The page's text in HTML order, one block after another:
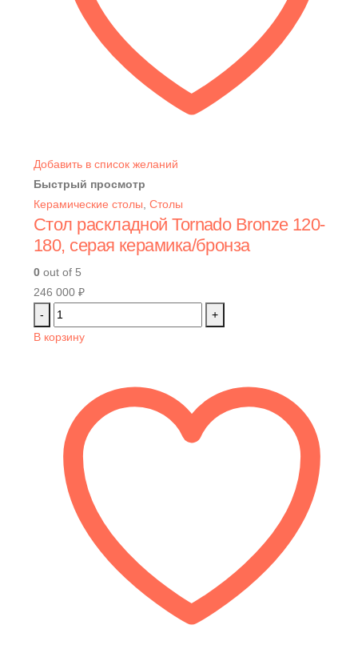
Добавить в список желаний
Быстрый просмотр
Керамические столы Столы
Стол раскладной Tornado Bronze 120-
180, серая керамика/бронза
0 out of 5
246 000 ₽
-
+
В корзину